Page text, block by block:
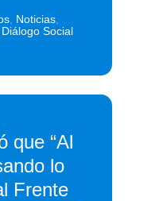
, Noticias,
Social
que “Al
lo
Frente